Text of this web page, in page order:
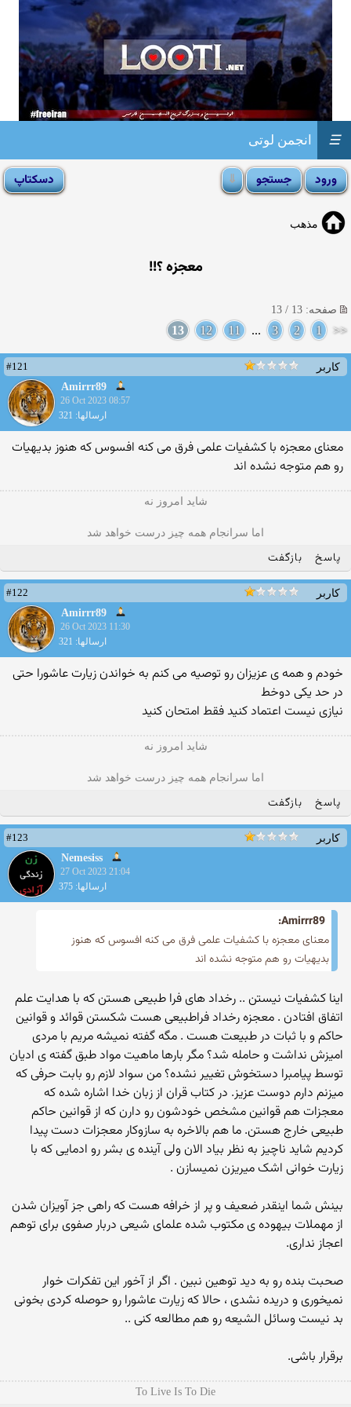
انجمن لوتی ☰
مذهب
معجزه ؟!!
صفحه: 13 / 13
<<
1
2
3
...
11
12
13
کاربر
#121
Amirrr89
26 Oct 2023 08:57
ارسالها: 321
معنای معجزه با کشفیات علمی فرق می کنه افسوس که هنوز بدیهیات
رو هم متوجه نشده اند
شاید امروز نه
اما سرانجام همه چیز درست خواهد شد
پاسخ بازگفت
کاربر
#122
Amirrr89
26 Oct 2023 11:30
ارسالها: 321
خودم و همه ی عزیزان رو توصیه می کنم به خواندن زیارت عاشورا حتی
در حد یکی دوخط
نیازی نیست اعتماد کنید فقط امتحان کنید
شاید امروز نه
اما سرانجام همه چیز درست خواهد شد
پاسخ بازگفت
کاربر
#123
Nemesiss
27 Oct 2023 21:04
ارسالها: 375
Amirrr89:
معنای معجزه با کشفیات علمی فرق می کنه افسوس که هنوز
بدیهیات رو هم متوجه نشده اند
اینا کشفیات نیستن .. رخداد های فرا طبیعی هستن که با هدایت علم
اتفاق افتادن . معجزه رخداد فراطبیعی هست شکستن قوائد و قوانین
حاکم و با ثبات در طبیعت هست . مگه گفته نمیشه مریم با مردی
امیزش نداشت و حامله شد؟ مگر بارها ماهیت مواد طبق گفته ی ادیان
توسط پیامبرا دستخوش تغییر نشده؟ من سواد لازم رو بابت حرفی که
میزنم دارم دوست عزیز. در کتاب قران از زبان خدا اشاره شده که
معجزات هم قوانین مشخص خودشون رو دارن که از قوانین حاکم
طبیعی خارج هستن. ما هم بالاخره به سازوکار معجزات دست پیدا
کردیم شاید ناچیز به نظر بیاد الان ولی آینده ی بشر رو ادمایی که با
زیارت خوانی اشک میریزن نمیسازن .
بینش شما اینقدر ضعیف و پر از خرافه هست که راهی جز آویزان شدن
از مهملات بیهوده ی مکتوب شده علمای شیعی دربار صفوی برای توهم
اعجاز نداری.
صحبت بنده رو به دید توهین نبین . اگر از آخور این تفکرات خوار
نمیخوری و دریده نشدی ، حالا که زیارت عاشورا رو حوصله کردی بخونی
بد نیست وسائل الشیعه رو هم مطالعه کنی ..
برقرار باشی.
To Live Is To Die